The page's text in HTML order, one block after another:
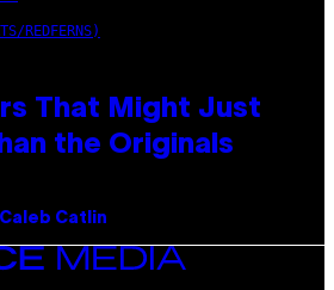
REDFERNS)
That Might Just
the Originals
Caleb Catlin